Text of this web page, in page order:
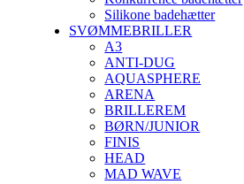
Silikone badehætter
SVØMMEBRILLER
A3
ANTI-DUG
AQUASPHERE
ARENA
BRILLEREM
BØRN/JUNIOR
FINIS
HEAD
MAD WAVE